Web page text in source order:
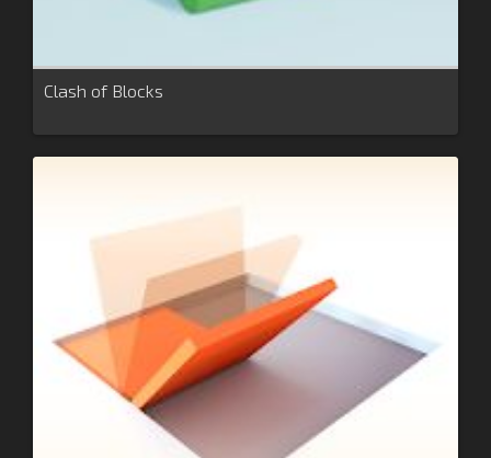
Clash of Blocks